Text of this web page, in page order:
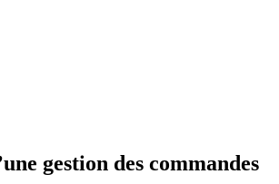
gestion des commandes